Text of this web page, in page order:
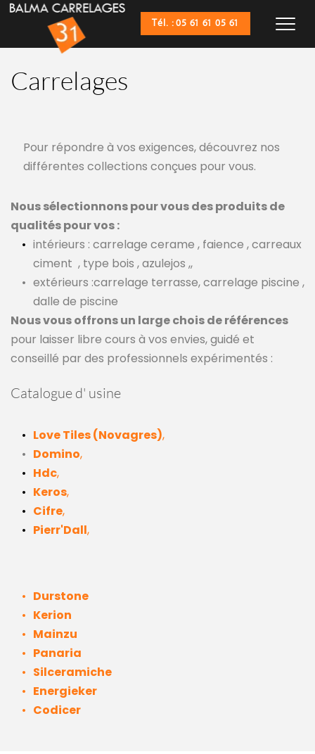
Tél. : 05 61 61 05 61
Carrelages
Pour répondre à vos exigences, découvrez nos
différentes collections conçues pour vous.
Nous sélectionnons pour vous des produits de
qualités pour vos :
intérieurs : carrelage cerame , faience , carreaux
ciment , type bois , azulejos ,,
extérieurs :carrelage terrasse, carrelage piscine ,
dalle de piscine
Nous vous offrons un large chois de références
pour laisser libre cours à vos envies, guidé et
conseillé par des professionnels expérimentés :
Catalogue d' usine
Love Tiles (Novagres),
Domino,
Hdc,
Keros,
Cifre,
Pierr'Dall,
Durstone
Kerion
Mainzu
Panaria
Silceramiche
Energieker
Codicer